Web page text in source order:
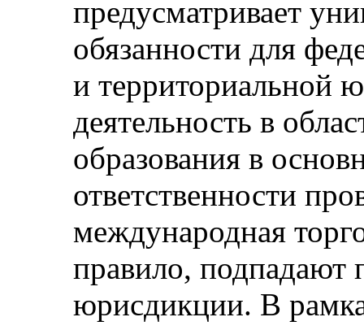
предусматривает
обязанности для
и территориальной
деятельность в
образования в
ответственности
международная
правило, подпадают
юрисдикции. В